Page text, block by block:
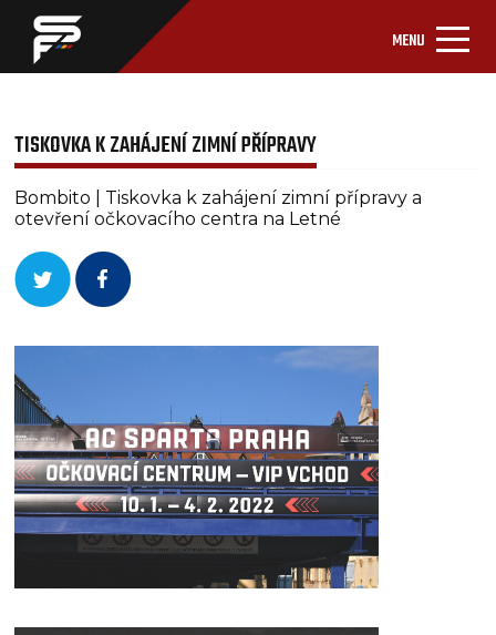
MENU
TISKOVKA K ZAHÁJENÍ ZIMNÍ PŘÍPRAVY
Bombito | Tiskovka k zahájení zimní přípravy a
otevření očkovacího centra na Letné